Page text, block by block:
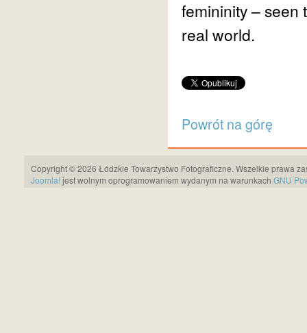
femininity – seen
real world.
Powrót na górę
Copyright © 2026 Łódzkie Towarzystwo Fotograficzne. Wszelkie prawa
Joomla! jest wolnym oprogramowaniem wydanym na warunkach GNU